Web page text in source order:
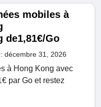
mobiles à
de1,81€/Go
décembre 31, 2026
à Hong Kong avec
par Go et restez